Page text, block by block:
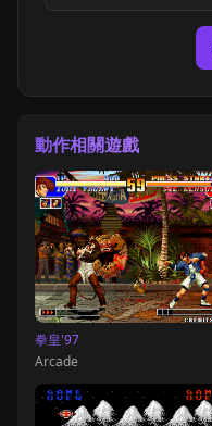
動作相關遊戲
拳皇'97
Arcade